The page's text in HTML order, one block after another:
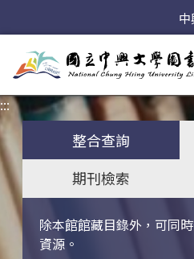
:::
整合查詢
期刊檢索
除本館館藏目錄外，可同
資源。
關鍵字搜尋